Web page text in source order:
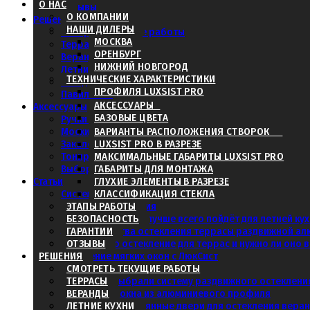
Отзывы
Решения
Смотреть текущие работы
Террасы
Веранды
Летние кухни
Беседки
Павильоны
Аксессуары
Ручки и замки
Москитные сетки
Закаленное стекло
Тонировка
Выбор цвета профиля
Статьи
Система ЛюкСист
Системы остекления
Какое остекление лучше всего пойдёт для летней
3 преимущества остекления террасы раздвижной
Какое нужно остекление для террас и нужно ли оно
Сравнение мягких окон с ЛюкСист
Остекление террасы
Почему мы выбрали систему раздвижного
Раздвижные окна из алюминиевого профиля
Раздвижные стеклянные двери для остекления
О НАС
О КОМПАНИИ
НАШИ ДИЛЕРЫ
МОСКВА
ОРЕНБУРГ
НИЖНИЙ НОВГОРОД
ТЕХНИЧЕСКИЕ ХАРАКТЕРИСТИКИ
ПРОФИЛЯ LUXSIST PRO
АКСЕССУАРЫ
БАЗОВЫЕ ЦВЕТА
ВАРИАНТЫ РАСПОЛОЖЕНИЯ СТВОРОК
LUXSIST PRO В РАЗРЕЗЕ
МАКСИМАЛЬНЫЕ ГАБАРИТЫ LUXSIST PRO
ГАБАРИТЫ ДЛЯ МОНТАЖА
ГЛУХИЕ ЭЛЕМЕНТЫ В РАЗРЕЗЕ
КЛАССИФИКАЦИЯ СТЕКЛА
ЭТАПЫ РАБОТЫ
БЕЗОПАСНОСТЬ
ГАРАНТИИ
ОТЗЫВЫ
РЕШЕНИЯ
СМОТРЕТЬ ТЕКУЩИЕ РАБОТЫ
ТЕРРАСЫ
ВЕРАНДЫ
ЛЕТНИЕ КУХНИ
Прислать фотографии и
Получить расчёт стоимости
Для продвинутых,